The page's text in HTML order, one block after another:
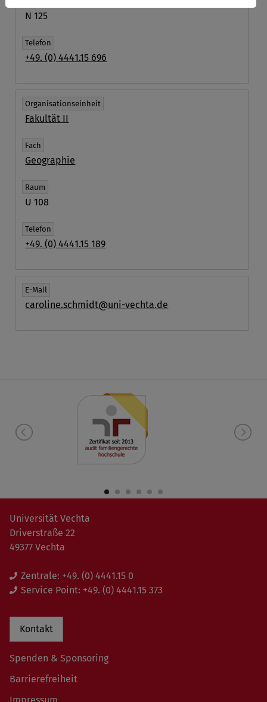
N 125
Telefon
+49. (0) 4441.15 696
Organisationseinheit
Fakultät II
Fach
Geographie
Raum
U 108
Telefon
+49. (0) 4441.15 189
E-Mail
caroline.schmidt@uni-vechta.de
Universität Vechta
Driverstraße 22
49377 Vechta
Zentrale: +49. (0) 4441.15 0
Service Point: +49. (0) 4441.15 373
Kontakt
Spenden & Sponsoring
Barrierefreiheit